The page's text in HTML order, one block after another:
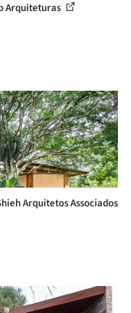
Arquiteturas
Arquitetos Associados